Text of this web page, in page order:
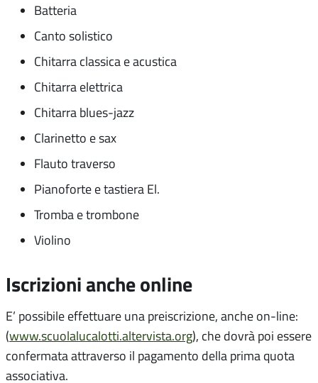
Batteria
Canto solistico
Chitarra classica e acustica
Chitarra elettrica
Chitarra blues-jazz
Clarinetto e sax
Flauto traverso
Pianoforte e tastiera El.
Tromba e trombone
Violino
Iscrizioni anche online
E’ possibile effettuare una preiscrizione, anche on-line:
(www.scuolalucalotti.altervista.org), che dovrà poi essere
confermata attraverso il pagamento della prima quota
associativa.